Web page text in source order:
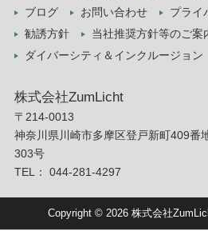
ブログ
お問い合わせ
プライ
勧誘方針
当社推奨方針等のご案
ダイバーシティ＆インクルージョン
株式会社ZumLicht
〒214-0013
神奈川県川崎市多摩区登戸新町409番
303号
TEL： 044-281-4297
Copyright © 2026 株式会社